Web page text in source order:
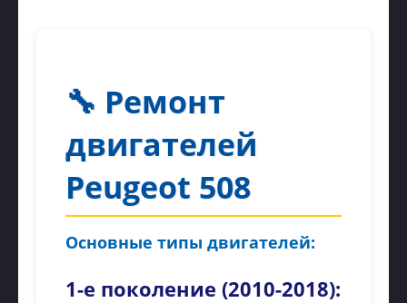
🔧 Ремонт
двигателей
Peugeot 508
Основные типы двигателей:
1-е поколение (2010-2018):